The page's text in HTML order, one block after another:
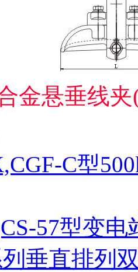
金悬垂线
C型
57型变
列垂直排列